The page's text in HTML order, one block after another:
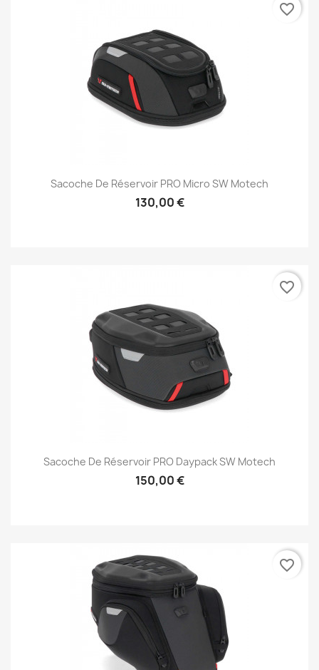
Sacoche De Réservoir PRO Micro SW Motech
130,00 €
favorite_border
Sacoche De Réservoir PRO Daypack SW Motech
150,00 €
favorite_border
favorite_border